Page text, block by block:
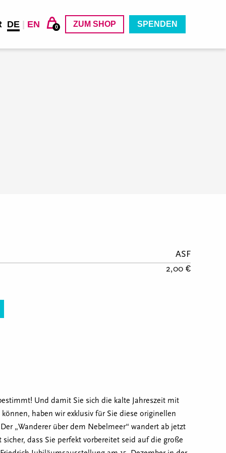
DE EN 0 ZUM SHOP SPENDEN
ASF
2,00 €
Und damit Sie sich die kalte Jahreszeit mit
können, haben wir exklusiv für Sie diese originellen
„Wanderer über dem Nebelmeer“ wandert ab jetzt
dass Sie perfekt vorbereitet seid auf die große